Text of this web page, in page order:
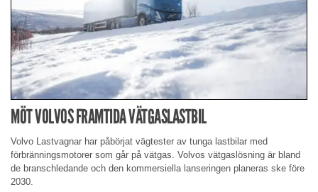
MÖT VOLVOS FRAMTIDA VÄTGASLASTBIL
Volvo Lastvagnar har påbörjat vägtester av tunga lastbilar med
förbränningsmotorer som går på vätgas. Volvos vätgaslösning är bland
de branschledande och den kommersiella lanseringen planeras ske före
2030.